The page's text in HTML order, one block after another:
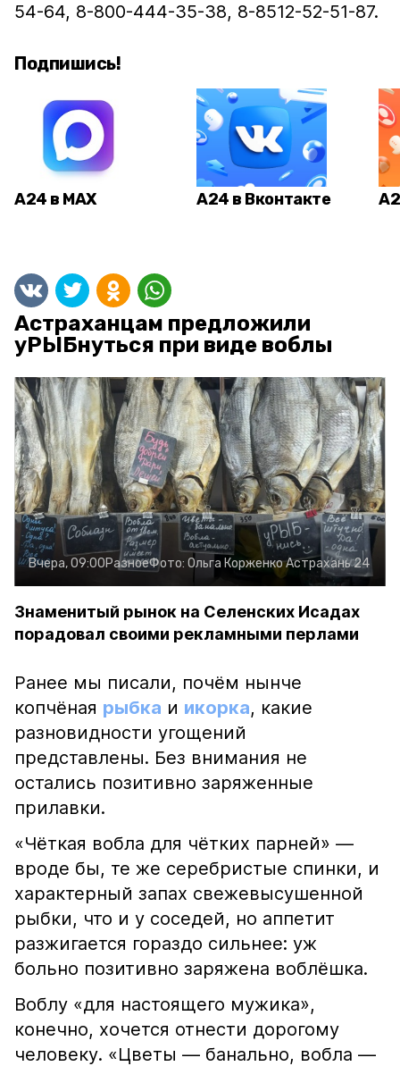
54-64, 8-800-444-35-38, 8-8512-52-51-87.
Подпишись!
А24 в MAX А24 в Вконтакте
Астраханцам предложили
уРЫБнуться при виде воблы
Вчера, 09:00РазноеФото: Ольга КорженкоАстрахань 24
Знаменитый рынок на Селенских Исадах
порадовал своими рекламными перлами
Ранее мы писали, почём нынче
копчёная рыбка и икорка, какие
разновидности угощений
представлены. Без внимания не
остались позитивно заряженные
прилавки.
«Чёткая вобла для чётких парней» —
вроде бы, те же серебристые спинки, и
характерный запах свежевысушенной
рыбки, что и у соседей, но аппетит
разжигается гораздо сильнее: уж
больно позитивно заряжена воблёшка.
Воблу «для настоящего мужика»,
конечно, хочется отнести дорогому
человеку. «Цветы — банально, вобла —